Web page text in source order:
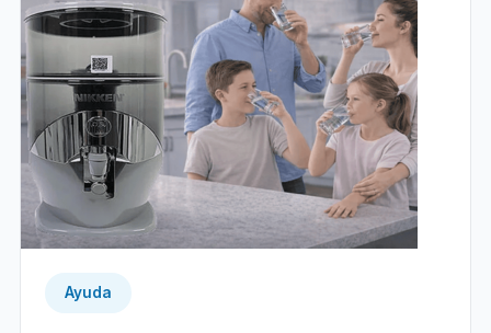
Ayuda